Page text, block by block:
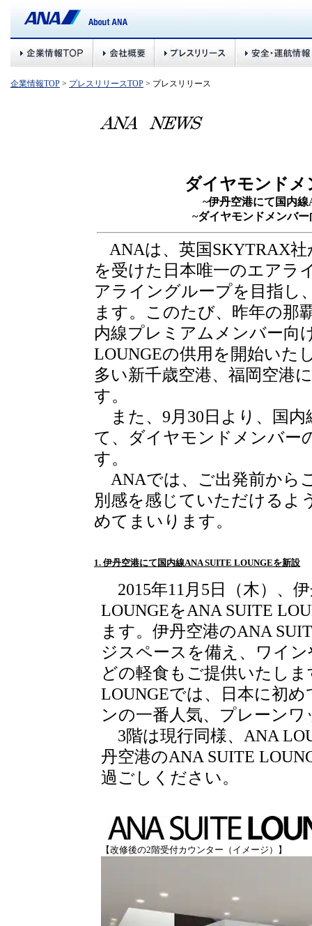
企業情報TOP > プレスリリースTOP > プレスリリース
ダイヤモンドメ
~伊丹空港にて国内
~ダイヤモンドメンバ
ANAは、英国SKYTRAX社
を受けた日本唯一のエアラ
アライングループを目指し
ます。このたび、昨年の那
内線プレミアムメンバー向
LOUNGEの供用を開始いた
多い新千歳空港、福岡空港
す。
また、9月30日より、国内
て、ダイヤモンドメンバー
す。
ANAでは、ご出発前から
別感を感じていただけるよ
めてまいります。
1. 伊丹空港にて国内線ANA SUITE LOUNGEを新設
2015年11月5日（木）、
LOUNGEをANA SUITE
ます。伊丹空港のANA
ジスペースを備え、ワイ
どの軽食もご提供いたし
LOUNGEでは、日本に初
ンの一番人気、プレーン
3階は現行同様、ANA
丹空港のANA SUITE
過ごしください。
【改修後の2階受付カウンター（イメージ）】